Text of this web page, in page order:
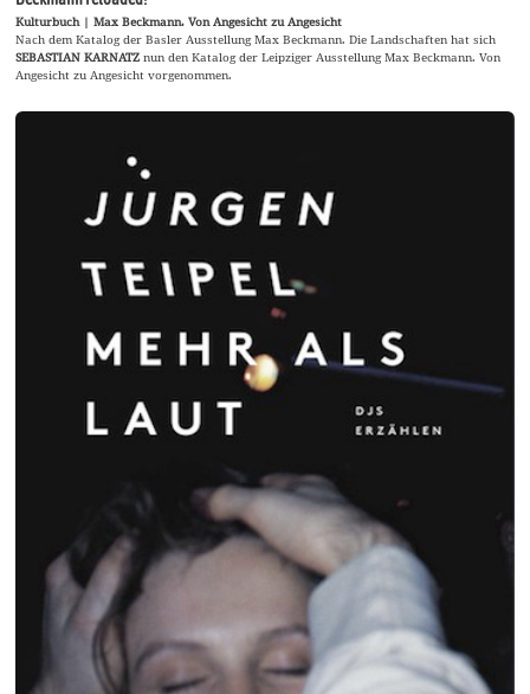
Kulturbuch | Max Beckmann. Von Angesicht zu Angesicht
Nach dem Katalog der Basler Ausstellung Max Beckmann. Die Landschaften hat sich
SEBASTIAN KARNATZnun den Katalog der Leipziger Ausstellung Max Beckmann. Von
Angesicht zu Angesicht vorgenommen.